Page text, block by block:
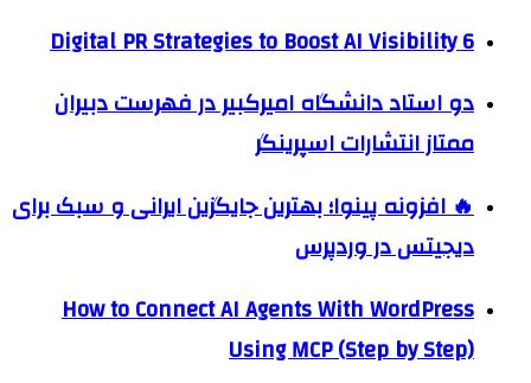
6 Digital PR Strategies to Boost AI Visibility
دو استاد دانشگاه امیرکبیر در فهرست دبیران
ممتاز انتشارات اسپرینگر
🔥 افزونه پینوا؛ بهترین جایگزین ایرانی و سبک برای
دیجیتس در وردپرس
How to Connect AI Agents With WordPress
Using MCP (Step by Step)